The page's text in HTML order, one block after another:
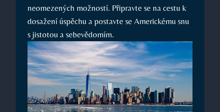
neomezených možností. Připravte se na cestu k
dosažení úspěchu a postavte se Americkému snu
s jistotou a sebevědomím.